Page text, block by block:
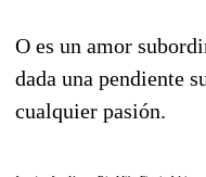
O es un amor
dada una pendiente
cualquier pasión.